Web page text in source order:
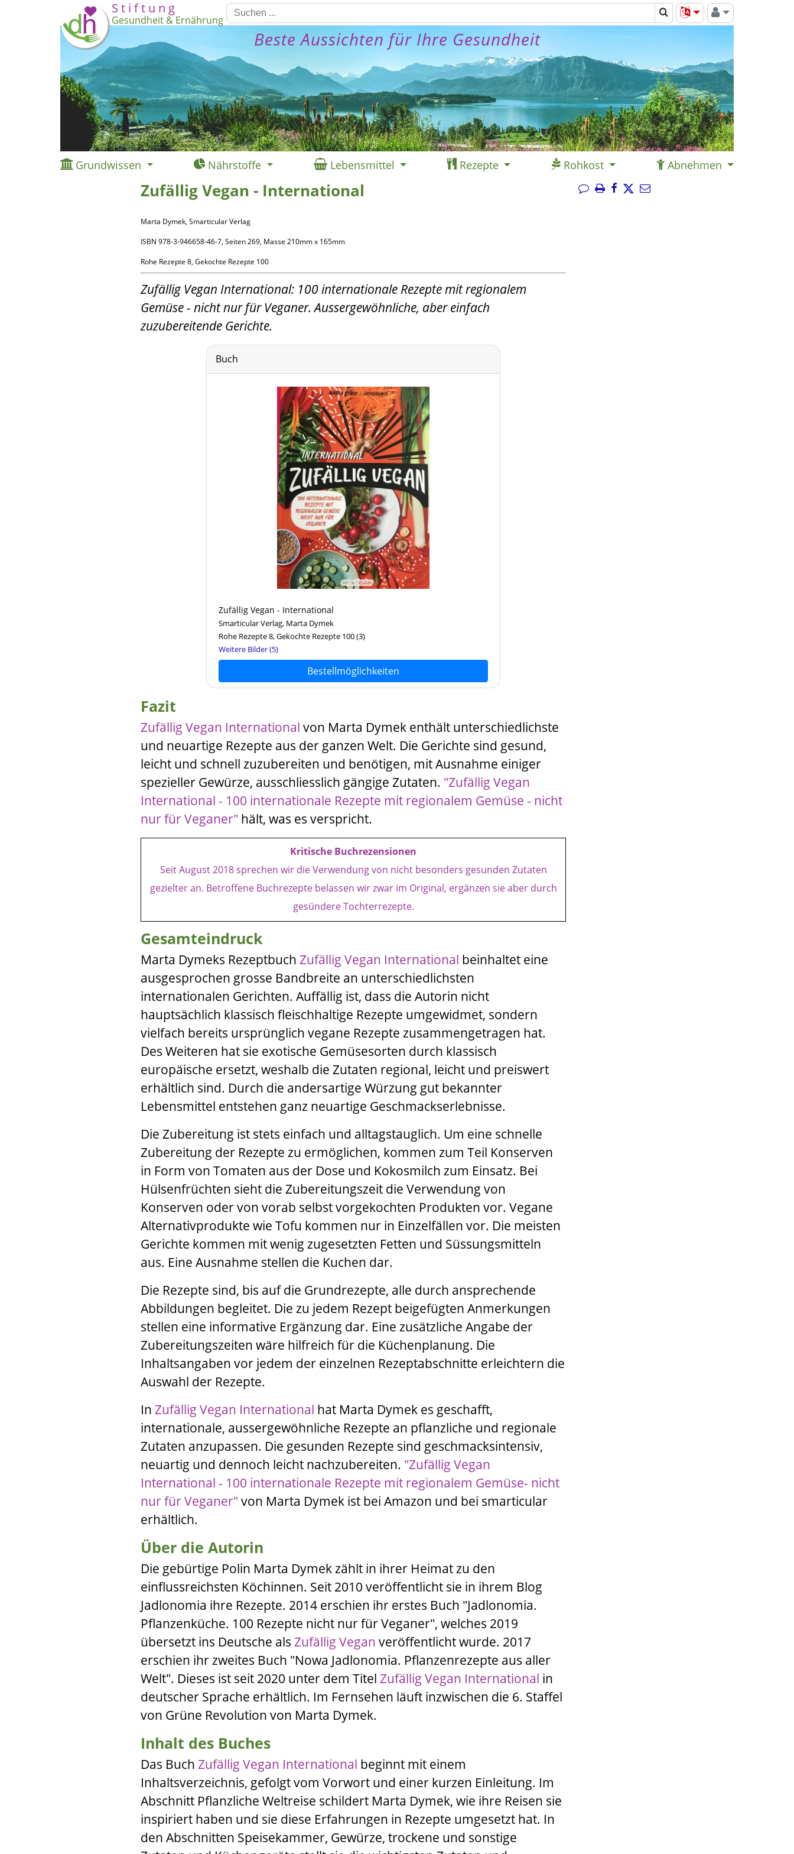
S t i f t u n g
Gesundheit & Ernährung
Beste Aussichten für Ihre Gesundheit
Grundwissen Nährstoffe Lebensmittel Rezepte Rohkost Abnehmen
Zufällig Vegan - International
Marta Dymek, Smarticular Verlag
ISBN 978-3-946658-46-7, Seiten 269, Masse 210mm x 165mm
Rohe Rezepte 8, Gekochte Rezepte 100
Zufällig Vegan International: 100 internationale Rezepte mit regionalem
Gemüse - nicht nur für Veganer. Aussergewöhnliche, aber einfach
zuzubereitende Gerichte.
Buch
Zufällig Vegan - International
Smarticular Verlag, Marta Dymek
Rohe Rezepte 8, Gekochte Rezepte 100(3)
Weitere Bilder (5)
Bestellmöglichkeiten
Fazit
Zufällig Vegan International von Marta Dymek enthält unterschiedlichste
und neuartige Rezepte aus der ganzen Welt. Die Gerichte sind gesund,
leicht und schnell zuzubereiten und benötigen, mit Ausnahme einiger
spezieller Gewürze, ausschliesslich gängige Zutaten. "Zufällig Vegan
International - 100 internationale Rezepte mit regionalem Gemüse - nicht
nur für Veganer" hält, was es verspricht.
Kritische Buchrezensionen
Seit August 2018 sprechen wir die Verwendung von nicht besonders gesunden Zutaten
gezielter an. Betroffene Buchrezepte belassen wir zwar im Original, ergänzen sie aber durch
gesündere Tochterrezepte.
Gesamteindruck
Marta Dymeks Rezeptbuch Zufällig Vegan International beinhaltet eine
ausgesprochen grosse Bandbreite an unterschiedlichsten
internationalen Gerichten. Auffällig ist, dass die Autorin nicht
hauptsächlich klassisch fleischhaltige Rezepte umgewidmet, sondern
vielfach bereits ursprünglich vegane Rezepte zusammengetragen hat.
Des Weiteren hat sie exotische Gemüsesorten durch klassisch
europäische ersetzt, weshalb die Zutaten regional, leicht und preiswert
erhältlich sind. Durch die andersartige Würzung gut bekannter
Lebensmittel entstehen ganz neuartige Geschmackserlebnisse.
Die Zubereitung ist stets einfach und alltagstauglich. Um eine schnelle
Zubereitung der Rezepte zu ermöglichen, kommen zum Teil Konserven
in Form von Tomaten aus der Dose und Kokosmilch zum Einsatz. Bei
Hülsenfrüchten sieht die Zubereitungszeit die Verwendung von
Konserven oder von vorab selbst vorgekochten Produkten vor. Vegane
Alternativprodukte wie Tofu kommen nur in Einzelfällen vor. Die meisten
Gerichte kommen mit wenig zugesetzten Fetten und Süssungsmitteln
aus. Eine Ausnahme stellen die Kuchen dar.
Die Rezepte sind, bis auf die Grundrezepte, alle durch ansprechende
Abbildungen begleitet. Die zu jedem Rezept beigefügten Anmerkungen
stellen eine informative Ergänzung dar. Eine zusätzliche Angabe der
Zubereitungszeiten wäre hilfreich für die Küchenplanung. Die
Inhaltsangaben vor jedem der einzelnen Rezeptabschnitte erleichtern die
Auswahl der Rezepte.
In Zufällig Vegan International hat Marta Dymek es geschafft,
internationale, aussergewöhnliche Rezepte an pflanzliche und regionale
Zutaten anzupassen. Die gesunden Rezepte sind geschmacksintensiv,
neuartig und dennoch leicht nachzubereiten. "Zufällig Vegan
International - 100 internationale Rezepte mit regionalem Gemüse- nicht
nur für Veganer" von Marta Dymek ist bei Amazon und bei smarticular
erhältlich.
Über die Autorin
Die gebürtige Polin Marta Dymek zählt in ihrer Heimat zu den
einflussreichsten Köchinnen. Seit 2010 veröffentlicht sie in ihrem Blog
Jadlonomia ihre Rezepte. 2014 erschien ihr erstes Buch "Jadlonomia.
Pflanzenküche. 100 Rezepte nicht nur für Veganer", welches 2019
übersetzt ins Deutsche als Zufällig Vegan veröffentlicht wurde. 2017
erschien ihr zweites Buch "Nowa Jadlonomia. Pflanzenrezepte aus aller
Welt". Dieses ist seit 2020 unter dem Titel Zufällig Vegan International in
deutscher Sprache erhältlich. Im Fernsehen läuft inzwischen die 6. Staffel
von Grüne Revolution von Marta Dymek.
Inhalt des Buches
Das Buch Zufällig Vegan International beginnt mit einem
Inhaltsverzeichnis, gefolgt vom Vorwort und einer kurzen Einleitung. Im
Abschnitt Pflanzliche Weltreise schildert Marta Dymek, wie ihre Reisen sie
inspiriert haben und sie diese Erfahrungen in Rezepte umgesetzt hat. In
den Abschnitten Speisekammer, Gewürze, trockene und sonstige